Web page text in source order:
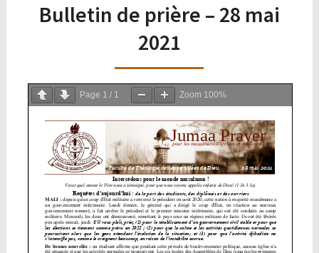
Bulletin de prière – 28 mai
2021
Page 1 / 1 Zoom 100%